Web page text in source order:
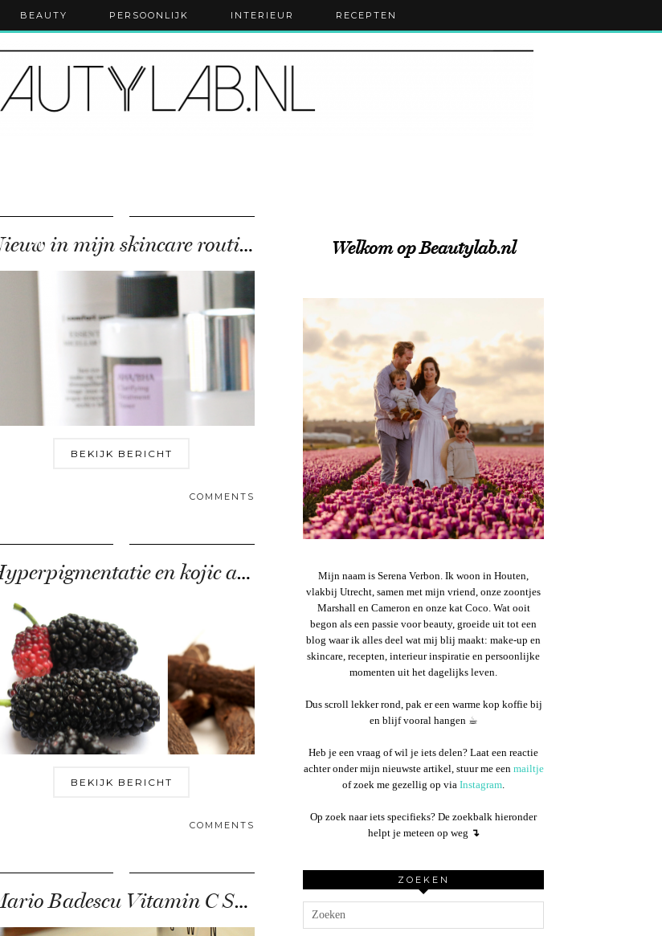
BEAUTY PERSOONLIJK INTERIEUR RECEPTEN
Nieuw in mijn skincare routine: Eucerin Even Brighter
BEKIJK BERICHT
COMMENTS
Hyperpigmentatie en kojic acid
BEKIJK BERICHT
COMMENTS
Mario Badescu Vitamin C Serum review
Welkom op Beautylab.nl
Mijn naam is Serena Verbon. Ik woon in Houten,
vlakbij Utrecht, samen met mijn vriend, onze zoontjes
Marshall en Cameron en onze kat Coco. Wat ooit
begon als een passie voor beauty, groeide uit tot een
blog waar ik alles deel wat mij blij maakt: make-up en
skincare, recepten, interieur inspiratie en persoonlijke
momenten uit het dagelijks leven.
Dus scroll lekker rond, pak er een warme kop koffie bij
en blijf vooral hangen ☕︎
Heb je een vraag of wil je iets delen? Laat een reactie
achter onder mijn nieuwste artikel, stuur me een mailtje
of zoek me gezellig op via Instagram.
Op zoek naar iets specifieks? De zoekbalk hieronder
helpt je meteen op weg ↴
ZOEKEN